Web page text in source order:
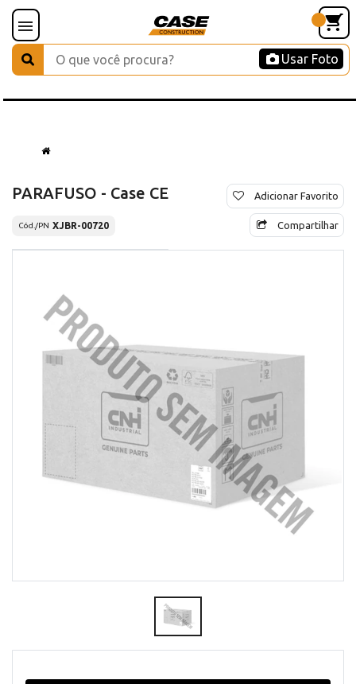
Usar Foto
PARAFUSO - Case CE
Cód./PN XJBR-00720
Adicionar Favorito
Compartilhar